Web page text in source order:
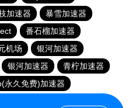
加速器
暴雪加速器
番石榴加速器
机场
银河加速器
银河加速器
青柠加速器
永久免费)加速器